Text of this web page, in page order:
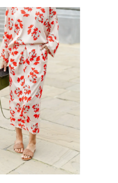
slideshow Items